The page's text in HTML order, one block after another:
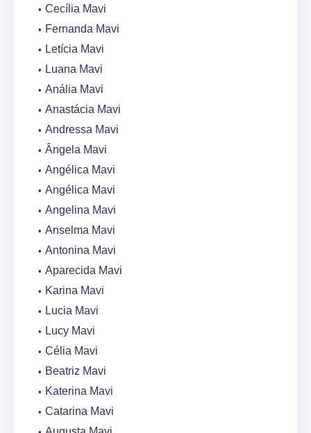
Cecília Mavi
Fernanda Mavi
Letícia Mavi
Luana Mavi
Anália Mavi
Anastácia Mavi
Andressa Mavi
Ângela Mavi
Angélica Mavi
Angélica Mavi
Angelina Mavi
Anselma Mavi
Antonina Mavi
Aparecida Mavi
Karina Mavi
Lucia Mavi
Lucy Mavi
Célia Mavi
Beatriz Mavi
Katerina Mavi
Catarina Mavi